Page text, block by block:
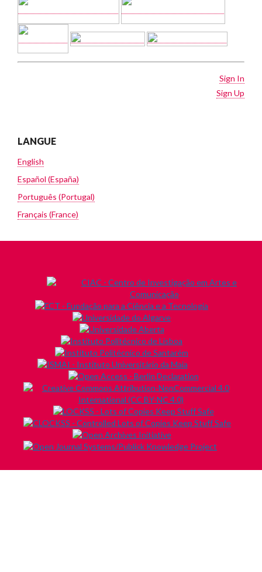
Sign In
Sign Up
LANGUE
English
Español (España)
Português (Portugal)
Français (France)